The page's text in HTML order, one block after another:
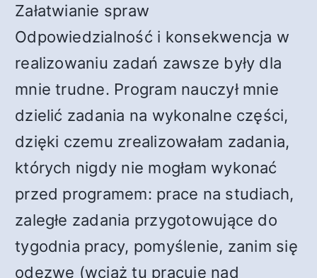
Załatwianie spraw
Odpowiedzialność i konsekwencja w
realizowaniu zadań zawsze były dla
mnie trudne. Program nauczył mnie
dzielić zadania na wykonalne części,
dzięki czemu zrealizowałam zadania,
których nigdy nie mogłam wykonać
przed programem: prace na studiach,
zaległe zadania przygotowujące do
tygodnia pracy, pomyślenie, zanim się
odezwę (wciąż tu pracuję nad